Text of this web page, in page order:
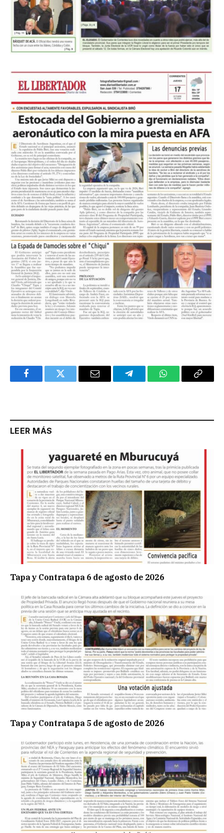
FacebookTwitter Email TelegramWhatsAppCopy
LEER MÁS
Tapa y Contratapa 6 de agosto de 2026
Tapa y Contratapa 5 de agosto de 2026